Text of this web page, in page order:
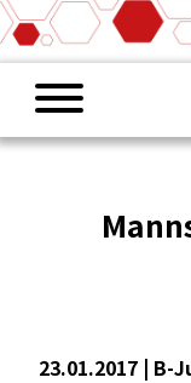
23.01.2017 | B-